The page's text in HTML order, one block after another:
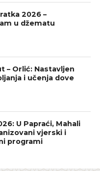
2026 –
u džematu
– Orlić: Nastavljen
i učenja dove
U Papraći, Mahali
vjerski i
programi